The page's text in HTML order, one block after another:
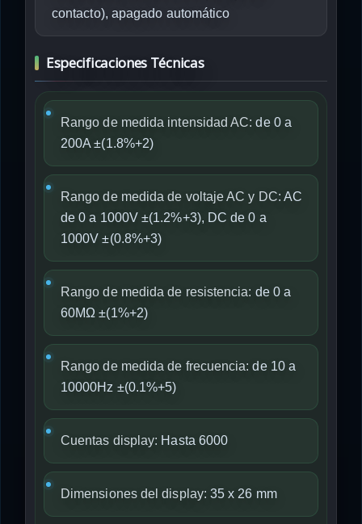
contacto), apagado automático
Especificaciones Técnicas
Rango de medida intensidad AC: de 0 a
200A ±(1.8%+2)
Rango de medida de voltaje AC y DC: AC
de 0 a 1000V ±(1.2%+3), DC de 0 a
1000V ±(0.8%+3)
Rango de medida de resistencia: de 0 a
60MΩ ±(1%+2)
Rango de medida de frecuencia: de 10 a
10000Hz ±(0.1%+5)
Cuentas display: Hasta 6000
Dimensiones del display: 35 x 26 mm